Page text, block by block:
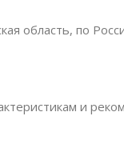
область, по
и